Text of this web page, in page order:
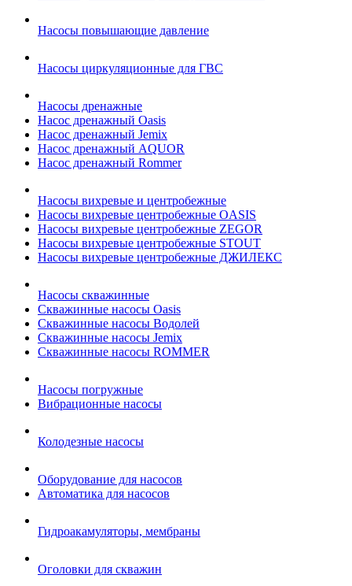
Насосы повышающие давление
Насосы циркуляционные для ГВС
Насосы дренажные
Насос дренажный Oasis
Насос дренажный Jemix
Насос дренажный AQUOR
Насос дренажный Rommer
Насосы вихревые и центробежные
Насосы вихревые центробежные OASIS
Насосы вихревые центробежные ZEGOR
Насосы вихревые центробежные STOUT
Насосы вихревые центробежные ДЖИЛЕКС
Насосы скважинные
Скважинные насосы Oasis
Скважинные насосы Водолей
Скважинные насосы Jemix
Cкважинные насосы ROMMER
Насосы погружные
Вибрационные насосы
Колодезные насосы
Оборудование для насосов
Автоматика для насосов
Гидроакамуляторы, мембраны
Оголовки для скважин